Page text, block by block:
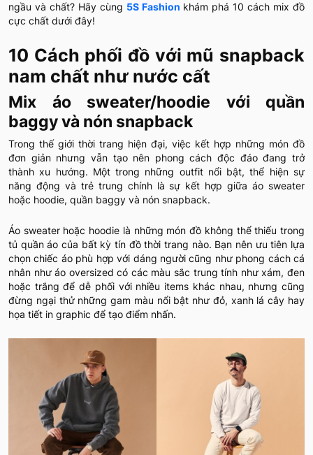
ngầu và chất? Hãy cùng 5S Fashion khám phá 10 cách mix đồ
cực chất dưới đây!
10 Cách phối đồ với mũ snapback
nam chất như nước cất
Mix áo sweater/hoodie với quần
baggy và nón snapback
Trong thế giới thời trang hiện đại, việc kết hợp những món đồ
đơn giản nhưng vẫn tạo nên phong cách độc đáo đang trở
thành xu hướng. Một trong những outfit nổi bật, thể hiện sự
năng động và trẻ trung chính là sự kết hợp giữa áo sweater
hoặc hoodie, quần baggy và nón snapback.
Áo sweater hoặc hoodie là những món đồ không thể thiếu trong
tủ quần áo của bất kỳ tín đồ thời trang nào. Bạn nên ưu tiên lựa
chọn chiếc áo phù hợp với dáng người cũng như phong cách cá
nhân như áo oversized có các màu sắc trung tính như xám, đen
hoặc trắng để dễ phối với nhiều items khác nhau, nhưng cũng
đừng ngại thử những gam màu nổi bật như đỏ, xanh lá cây hay
họa tiết in graphic để tạo điểm nhấn.